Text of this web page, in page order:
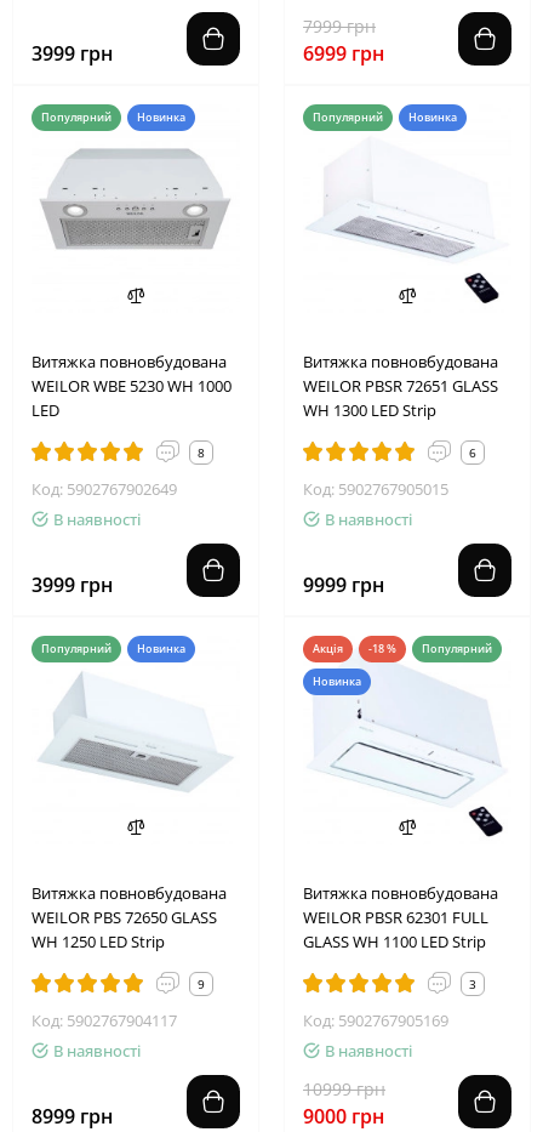
3999 грн
7999 грн
6999 грн
Популярний Новинка
Витяжка повновбудована
WEILOR WBE 5230 WH 1000
LED
8
Код: 5902767902649
В наявності
3999 грн
Популярний Новинка
Витяжка повновбудована
WEILOR PBSR 72651 GLASS
WH 1300 LED Strip
6
Код: 5902767905015
В наявності
9999 грн
Популярний Новинка
Витяжка повновбудована
WEILOR PBS 72650 GLASS
WH 1250 LED Strip
9
Код: 5902767904117
В наявності
8999 грн
Акція -18 % Популярний
Новинка
Витяжка повновбудована
WEILOR PBSR 62301 FULL
GLASS WH 1100 LED Strip
3
Код: 5902767905169
В наявності
10999 грн
9000 грн